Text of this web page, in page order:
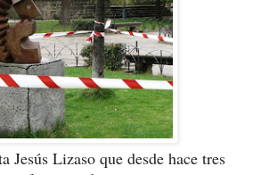
Jesús Lizaso que desde hace tres